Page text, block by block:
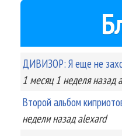
ДИВИЗОР: Я еще не
1 месяц 1 неделяназад
Второй альбом
неделиназад alexard